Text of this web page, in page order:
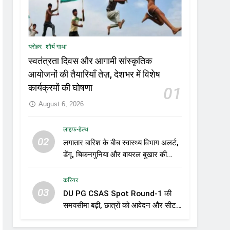
धरोहर शौर्य गाथा
स्वतंत्रता दिवस और आगामी सांस्कृतिक
आयोजनों की तैयारियाँ तेज़, देशभर में विशेष
कार्यक्रमों की घोषणा
01
August 6, 2026
02
लाइफ-हेल्थ
लगातार बारिश के बीच स्वास्थ्य विभाग अलर्ट,
डेंगू, चिकनगुनिया और वायरल बुखार की
निर्देश
03
करियर
DU PG CSAS Spot Round-1 की
समयसीमा बढ़ी, छात्रों को आवेदन और सीट